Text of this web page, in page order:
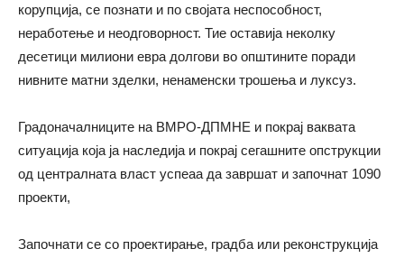
корупција, се познати и по својата неспособност,
неработење и неодговорност. Тие оставија неколку
десетици милиони евра долгови во општините поради
нивните матни зделки, ненаменски трошења и луксуз.
Градоначалниците на ВМРО-ДПМНЕ и покрај ваквата
ситуација која ја наследија и покрај сегашните опструкции
од централната власт успеаа да завршат и започнат 1090
проекти,
Започнати се со проектирање, градба или реконструкција